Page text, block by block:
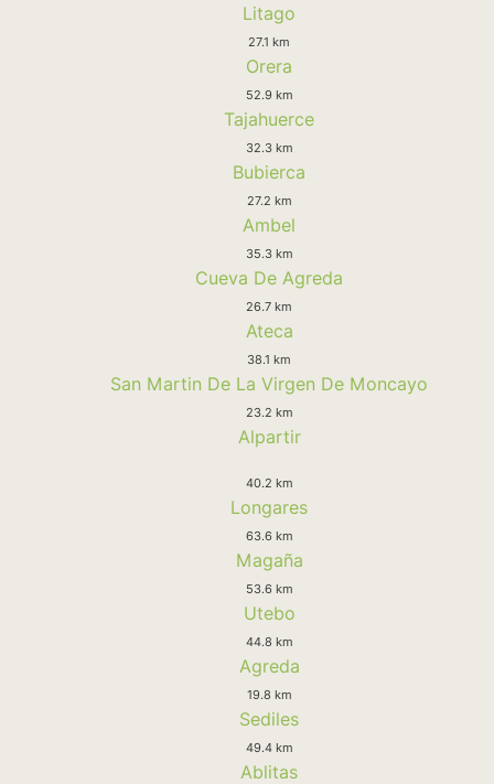
Litago
27.1 km
Orera
52.9 km
Tajahuerce
32.3 km
Bubierca
27.2 km
Ambel
35.3 km
Cueva De Agreda
26.7 km
Ateca
38.1 km
San Martin De La Virgen De Moncayo
23.2 km
Alpartir
40.2 km
Longares
63.6 km
Magaña
53.6 km
Utebo
44.8 km
Agreda
19.8 km
Sediles
49.4 km
Ablitas